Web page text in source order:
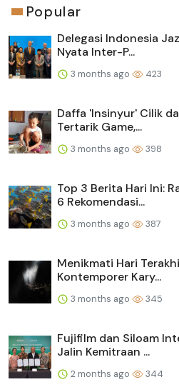
Popular
Delegasi Indonesia
Nyata Inter-P...
3 months ago 423
Daffa 'Insinyur' Cilik
Tertarik Game,...
3 months ago 398
Top 3 Berita Hari Ini:
6 Rekomendasi...
3 months ago 387
Menikmati Hari
Kontemporer Kary...
3 months ago 345
Fujifilm dan Siloam
Jalin Kemitraan ...
2 months ago 344